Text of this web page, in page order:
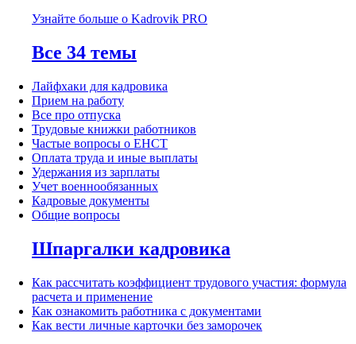
Узнайте больше о Kadrovik PRO
Все 34 темы
Лайфхаки для кадровика
Прием на работу
Все про отпуска
Трудовые книжки работников
Частые вопросы о ЕНСТ
Оплата труда и иные выплаты
Удержания из зарплаты
Учет военнообязанных
Кадровые документы
Общие вопросы
Шпаргалки кадровика
Как рассчитать коэффициент трудового участия: формула
расчета и применение
Как ознакомить работника с документами
Как вести личные карточки без заморочек